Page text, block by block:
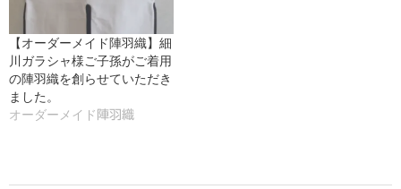
【オーダーメイド陣羽織】細
川ガラシャ様ご子孫がご着用
の陣羽織を創らせていただき
ました。
オーダーメイド陣羽織